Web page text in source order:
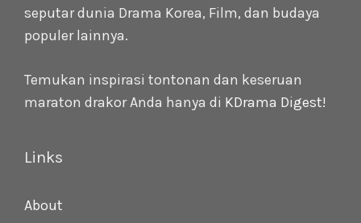
seputar dunia Drama Korea, Film, dan budaya
populer lainnya.
Temukan inspirasi tontonan dan keseruan
maraton drakor Anda hanya di KDrama Digest!
Links
About